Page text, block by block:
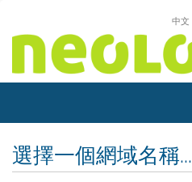
中文
選擇一個網域名稱...